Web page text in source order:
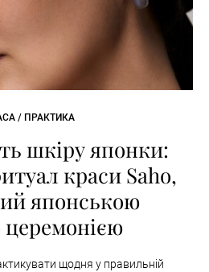
/ ПРАКТИКА
шкіру японки:
краси Saho,
японською
щодня у правильній